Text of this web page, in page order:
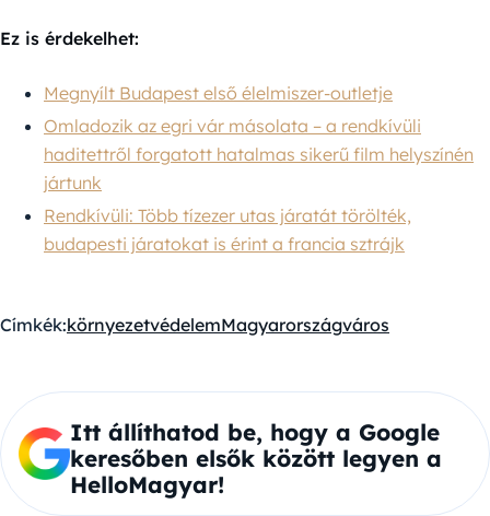
Ez is érdekelhet:
Megnyílt Budapest első élelmiszer-outletje
Omladozik az egri vár másolata – a rendkívüli
haditettről forgatott hatalmas sikerű film helyszínén
jártunk
Rendkívüli: Több tízezer utas járatát törölték,
budapesti járatokat is érint a francia sztrájk
Címkék:környezetvédelemMagyarországváros
Itt állíthatod be, hogy a Google
keresőben elsők között legyen a
HelloMagyar!